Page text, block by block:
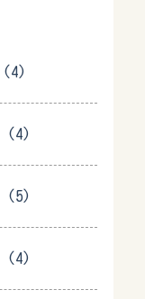
(4)
(4)
(5)
(4)